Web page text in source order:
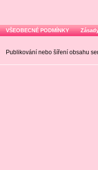
VŠEOBECNÉ PODMÍNKY
Publikování nebo šíření obsahu